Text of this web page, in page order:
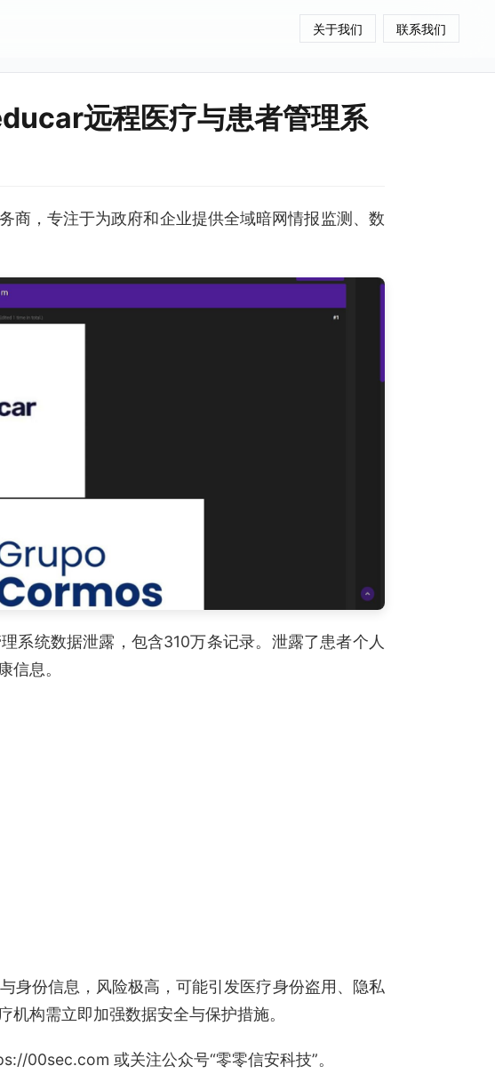
关于我们 联系我们
远程医疗与患者管理系
商，专注于为政府和企业提供全域暗网情报监测、数
系统数据泄露，包含310万条记录。泄露了患者个人
信息。
身份信息，风险极高，可能引发医疗身份盗用、隐私
构需立即加强数据安全与保护措施。
00sec.com 或关注公众号“零零信安科技”。